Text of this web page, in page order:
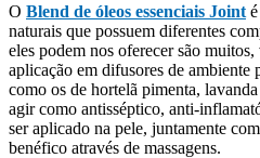
O Blend de óleos essenciais Joint
naturais que possuem diferentes
eles podem nos oferecer são
aplicação em difusores de ambiente
como os de hortelã pimenta,
agir como antisséptico, anti-
ser aplicado na pele, juntamente com
benéfico através de massagens.